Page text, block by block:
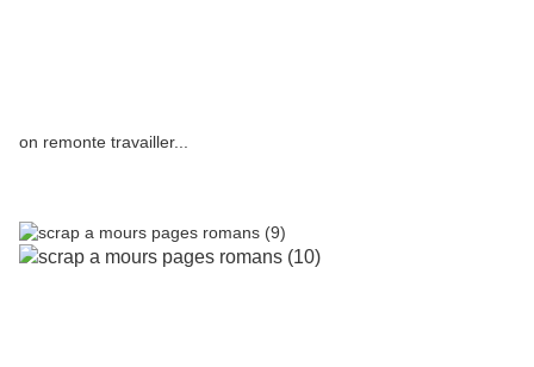
on remonte travailler...